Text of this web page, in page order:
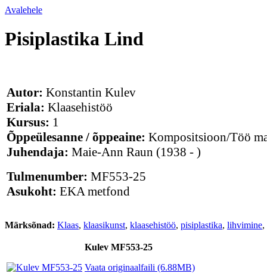
Avalehele
Pisiplastika Lind
Autor: Konstantin Kulev
Eriala: Klaasehistöö
Kursus: 1
Õppeülesanne / õppeaine: Kompositsioon/Töö
Juhendaja: Maie-Ann Raun (1938 - )
Tulmenumber: MF553-25
Asukoht: EKA metfond
Märksõnad: Klaas, klaasikunst, klaasehistöö, pisiplastika, lihvimine,
Kulev MF553-25
Vaata originaalfaili (6.88MB)